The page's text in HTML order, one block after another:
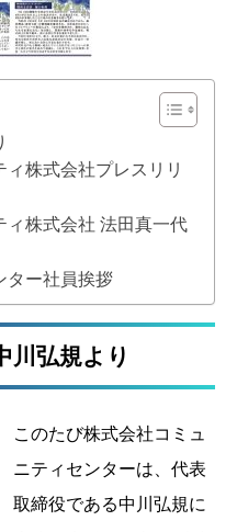
株式会社プレスリリ
ィ株式会社 法田真一代
ター社員挨拶
弘規より
このたび株式会社コミュ
ニティセンターは、代表
取締役である中川弘規に